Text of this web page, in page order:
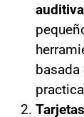
auditiva
basada